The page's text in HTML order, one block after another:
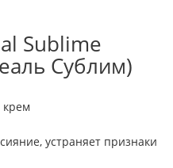
Sublime
Сублим)
устраняет признаки